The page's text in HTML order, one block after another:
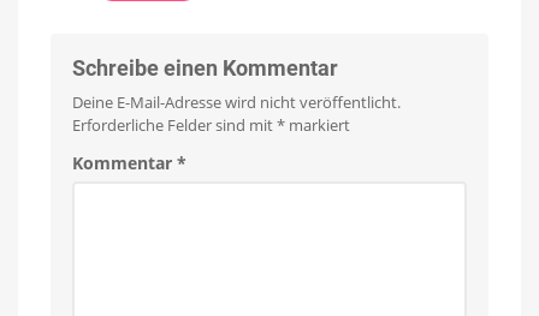
Schreibe einen Kommentar
Deine E-Mail-Adresse wird nicht veröffentlicht.
Erforderliche Felder sind mit* markiert
Kommentar *